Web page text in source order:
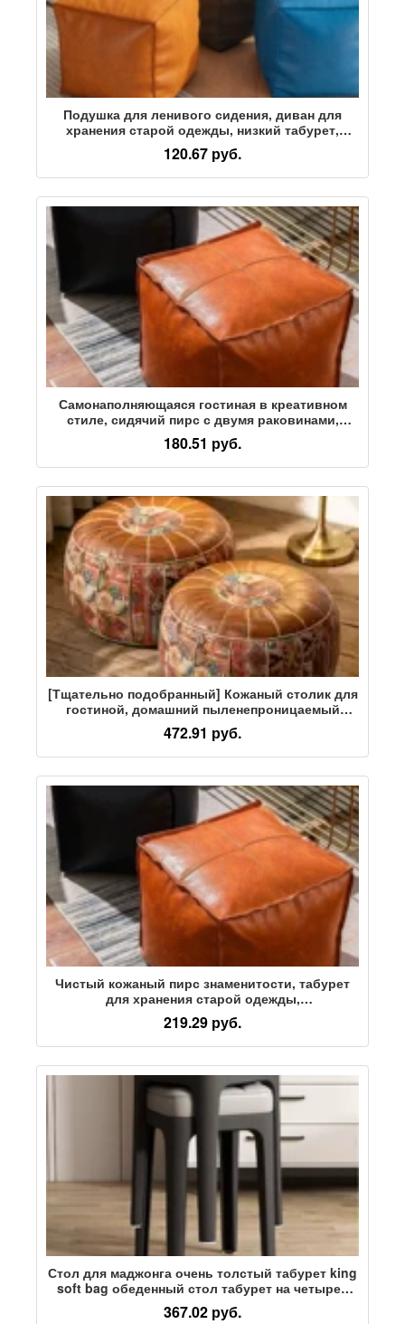
Подушка для ленивого сидения, диван для
хранения старой одежды, низкий табурет,
скамеечка для ног у окна в гостиной,
марокканская кожа
120.67 руб.
Самонаполняющаяся гостиная в креативном
стиле, сидячий пирс с двумя раковинами,
сидячий пирс из сетки, красный кожаный пирс,
табурет для хранения старой одежды, новый
крест
180.51 руб.
[Тщательно подобранный] Кожаный столик для
гостиной, домашний пыленепроницаемый
табурет для хранения старой сезонной одежды,
столик для хранения вещей, сиденье для
дивана
472.91 руб.
Чистый кожаный пирс знаменитости, табурет
для хранения старой одежды,
самонаполняющийся, гостиная в креативном
стиле, пирс для сидения с двумя раковинами,
пирс для сидения смотрите описание
219.29 руб.
Стол для маджонга очень толстый табурет king
soft bag обеденный стол табурет на четырех
ножках бытовой легкий роскошный табурет
квадратный табурет мягкий мешок утолщенный
367.02 руб.